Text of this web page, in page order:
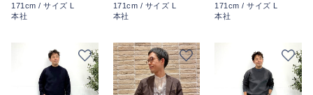
171cm / サイズ L
本社
171cm / サイズ L
本社
171cm / サイズ L
本社